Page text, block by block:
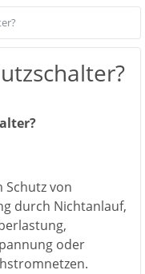
von
durch Nichtanlauf,
oder